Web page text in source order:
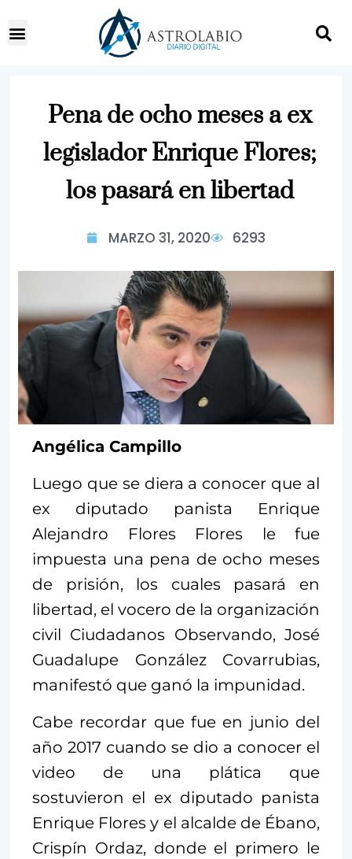
Pena de ocho meses a ex
legislador Enrique Flores;
los pasará en libertad
MARZO 31, 2020 6293
Angélica Campillo
Luego que se diera a conocer que al
ex diputado panista Enrique
Alejandro Flores Flores le fue
impuesta una pena de ocho meses
de prisión, los cuales pasará en
libertad, el vocero de la organización
civil Ciudadanos Observando, José
Guadalupe González Covarrubias,
manifestó que ganó la impunidad.
Cabe recordar que fue en junio del
año 2017 cuando se dio a conocer el
video de una plática que
sostuvieron el ex diputado panista
Enrique Flores y el alcalde de Ébano,
Crispín Ordaz, donde el primero le